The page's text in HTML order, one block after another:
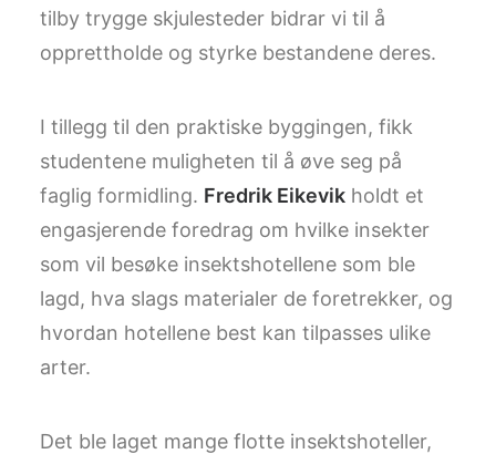
tilby trygge skjulesteder bidrar vi til å
opprettholde og styrke bestandene deres.
I tillegg til den praktiske byggingen, fikk
studentene muligheten til å øve seg på
faglig formidling. Fredrik Eikevik holdt et
engasjerende foredrag om hvilke insekter
som vil besøke insektshotellene som ble
lagd, hva slags materialer de foretrekker, og
hvordan hotellene best kan tilpasses ulike
arter.
Det ble laget mange flotte insektshoteller,